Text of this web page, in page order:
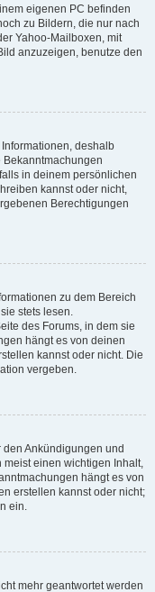
eigenen PC befinden
zu Bildern, die nur nach
Yahoo-Mailboxen, mit
anzuzeigen, benutze den
deshalb
in deinem persönlichen
kannst oder nicht,
Berechtigungen
zu dem Bereich
stets lesen.
des Forums, in dem sie
hängt es von deinen
kannst oder nicht. Die
vergeben.
Ankündigungen und
einen wichtigen Inhalt,
hängt es von
erstellen kannst oder nicht;
ein.
mehr geantwortet werden